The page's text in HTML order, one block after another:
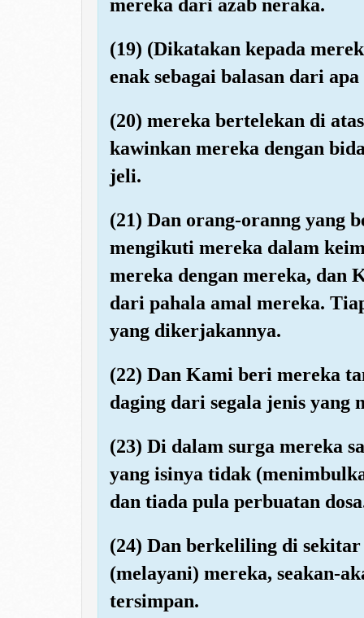
mereka dari azab neraka.
(19) (Dikatakan kepada
enak sebagai balasan dari
(20) mereka bertelekan di
kawinkan mereka dengan
jeli.
(21) Dan orang-oranng yang
mengikuti mereka dalam
mereka dengan mereka, dan
dari pahala amal mereka.
yang dikerjakannya.
(22) Dan Kami beri mereka
daging dari segala jenis yang
(23) Di dalam surga mereka
yang isinya tidak
dan tiada pula perbuatan
(24) Dan berkeliling di
(melayani) mereka, seakan-
tersimpan.